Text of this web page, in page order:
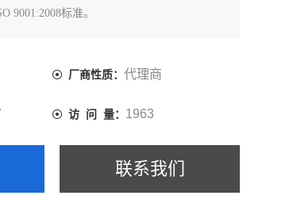
9001:2008标准。
厂商性质： 代理商
访 问 量： 1963
联系我们